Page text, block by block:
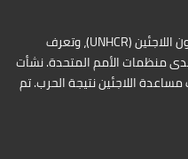
المفوضية السامية للأمم المتحدة لشؤون اللاجئين (UNHCR)، وتعرف
منظمات الأمم المتحدة. نشأت
اللاجئين نتيجة الحرب. تم